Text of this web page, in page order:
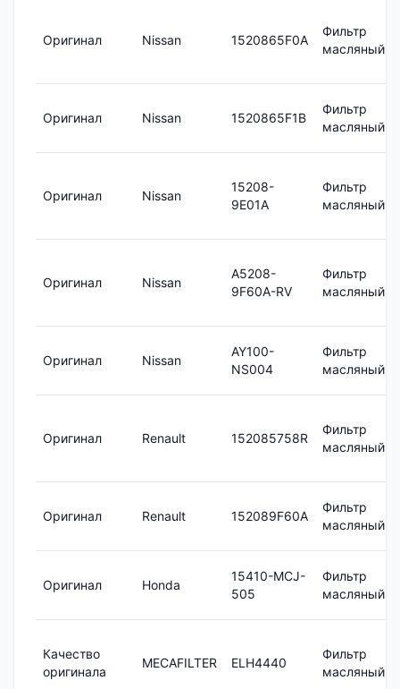
Оригинал Nissan 1520865F0A
Фильтр
масляный
Оригинал Nissan 1520865F1B
Фильтр
масляный
Оригинал Nissan
15208-
9E01A
Фильтр
масляный
Оригинал Nissan
A5208-
9F60A-RV
Фильтр
масляный
Оригинал Nissan
AY100-
NS004
Фильтр
масляный
Оригинал Renault 152085758R
Фильтр
масляный
Оригинал Renault 152089F60A
Фильтр
масляный
Оригинал Honda
15410-MCJ-
505
Фильтр
масляный
Качество
оригинала
MECAFILTER ELH4440
Фильтр
масляный